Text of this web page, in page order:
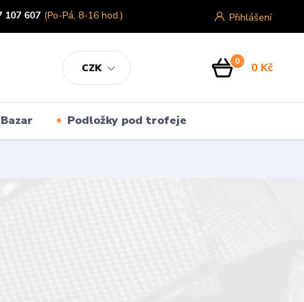
CZK
Přihlášení
107 607 (Po-Pá, 8-16 hod.)
0 0 Kč
Bazar Podložky pod trofeje